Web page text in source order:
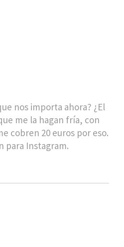
nos importa ahora? ¿El
me la hagan fría, con
cobren 20 euros por eso.
para Instagram.